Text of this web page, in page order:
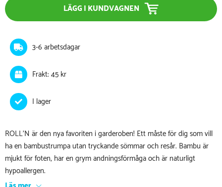
LÄGG I KUNDVAGNEN
3-6 arbetsdagar
Frakt: 45 kr
ROLL’N är den nya favoriten i garderoben! Ett måste för dig som vill
ha en bambustrumpa utan tryckande sömmar och resår. Bambu är
mjukt för foten, har en grym andningsförmåga och är naturligt
hypoallergen.